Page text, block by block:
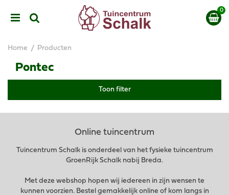
Home Producten
Pontec
Toon filter
Online tuincentrum
Tuincentrum Schalk is onderdeel van het fysieke tuincentrum
GroenRijk Schalk nabij Breda.
Met deze webshop hopen wij iedereen in zijn wensen te
kunnen voorzien. Bestel gemakkelijk online of kom langs in